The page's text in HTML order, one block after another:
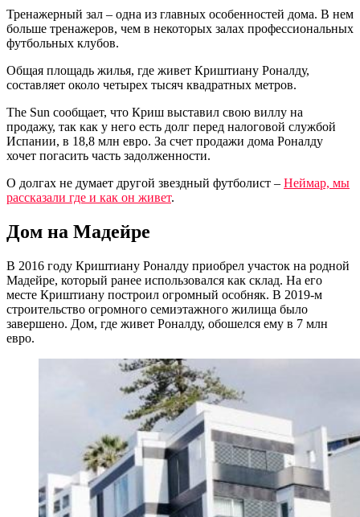
Тренажерный зал – одна из главных особенностей дома. В нем
больше тренажеров, чем в некоторых залах профессиональных
футбольных клубов.
Общая площадь жилья, где живет Криштиану Роналду,
составляет около четырех тысяч квадратных метров.
The Sun сообщает, что Криш выставил свою виллу на
продажу, так как у него есть долг перед налоговой службой
Испании, в 18,8 млн евро. За счет продажи дома Роналду
хочет погасить часть задолженности.
О долгах не думает другой звездный футболист – Неймар, мы
рассказали где и как он живет.
Дом на Мадейре
В 2016 году Криштиану Роналду приобрел участок на родной
Мадейре, который ранее использовался как склад. На его
месте Криштиану построил огромный особняк. В 2019-м
строительство огромного семиэтажного жилища было
завершено. Дом, где живет Роналду, обошелся ему в 7 млн
евро.